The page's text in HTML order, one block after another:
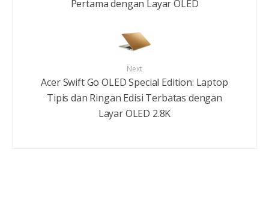
Pertama dengan Layar OLED
Next
Acer Swift Go OLED Special Edition: Laptop
Tipis dan Ringan Edisi Terbatas dengan
Layar OLED 2.8K